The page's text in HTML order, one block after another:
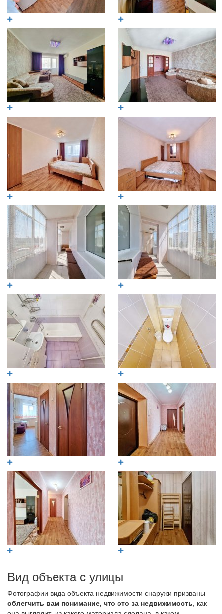
Вид объекта с улицы
Фотографии вида объекта недвижимости снаружи призваны
облегчить вам понимание, что это за недвижимость, как